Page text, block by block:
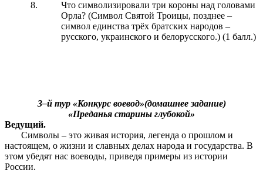
Что символизировали три короны над головами
Орла? (Символ Святой Троицы, позднее –
символ единства трёх братских народов –
русского, украинского и белорусского.) (1 балл.)
3–й тур «Конкурс воевод»(домашнее задание)
«Преданья старины глубокой»
Ведущий.
Символы – это живая история, легенда о прошлом и
настоящем, о жизни и славных делах народа и государства. В
этом убедят нас воеводы, приведя примеры из истории
России.